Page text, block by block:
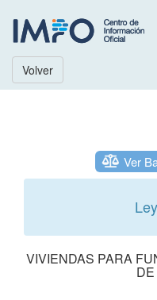
Volver
Ver
Ley
VIVIENDAS PARA